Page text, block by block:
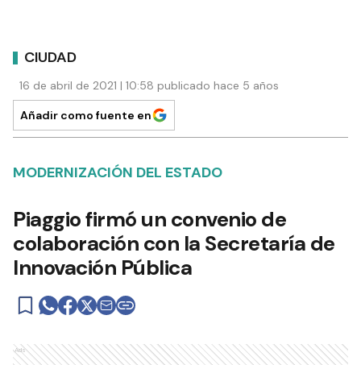
CIUDAD
16 de abril de 2021 | 10:58 publicado hace 5 años
Añadir como fuente en
MODERNIZACIÓN DEL ESTADO
Piaggio firmó un convenio de
colaboración con la Secretaría de
Innovación Pública
Ads